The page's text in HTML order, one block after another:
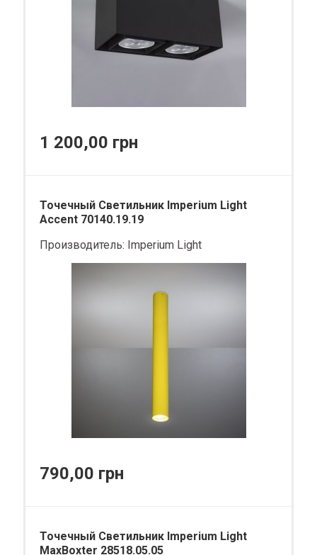
1 200,00 грн
Точечный Светильник Imperium Light
Accent 70140.19.19
Производитель: Imperium Light
790,00 грн
Точечный Светильник Imperium Light
MaxBoxter 28518.05.05